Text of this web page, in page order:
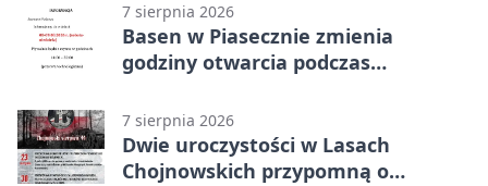
7 sierpnia 2026
Basen w Piasecznie zmienia
godziny otwarcia podczas
7 sierpnia 2026
Dwie uroczystości w Lasach
Chojnowskich przypomną o